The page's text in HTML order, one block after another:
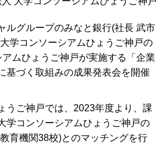
ルグループのみなと銀行(社長 武市
学コンソーシアムひょうご神戸の
ムひょうご神戸が実施する「企業
基づく取組みの成果発表会を開催
うご神戸では、2023年度より、課
学コンソーシアムひょうご神戸の
育機関38校)とのマッチングを行